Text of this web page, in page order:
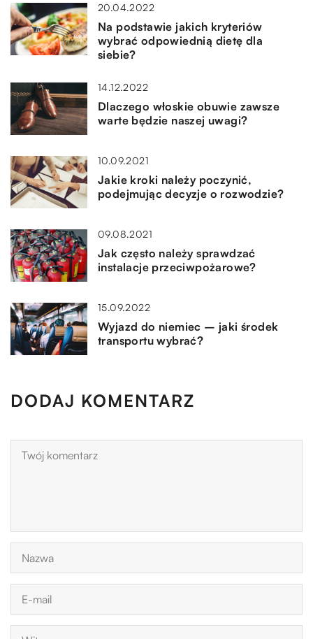
20.04.2022
Na podstawie jakich kryteriów
wybrać odpowiednią dietę dla
siebie?
14.12.2022
Dlaczego włoskie obuwie zawsze
warte będzie naszej uwagi?
10.09.2021
Jakie kroki należy poczynić,
podejmując decyzje o rozwodzie?
09.08.2021
Jak często należy sprawdzać
instalacje przeciwpożarowe?
15.09.2022
Wyjazd do niemiec – jaki środek
transportu wybrać?
DODAJ KOMENTARZ